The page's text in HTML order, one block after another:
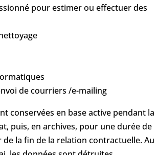
pour estimer ou effectuer des
de courriers /e-mailing
conservées en base active pendant la
puis, en archives, pour une durée de
de la fin de la relation contractuelle. Au